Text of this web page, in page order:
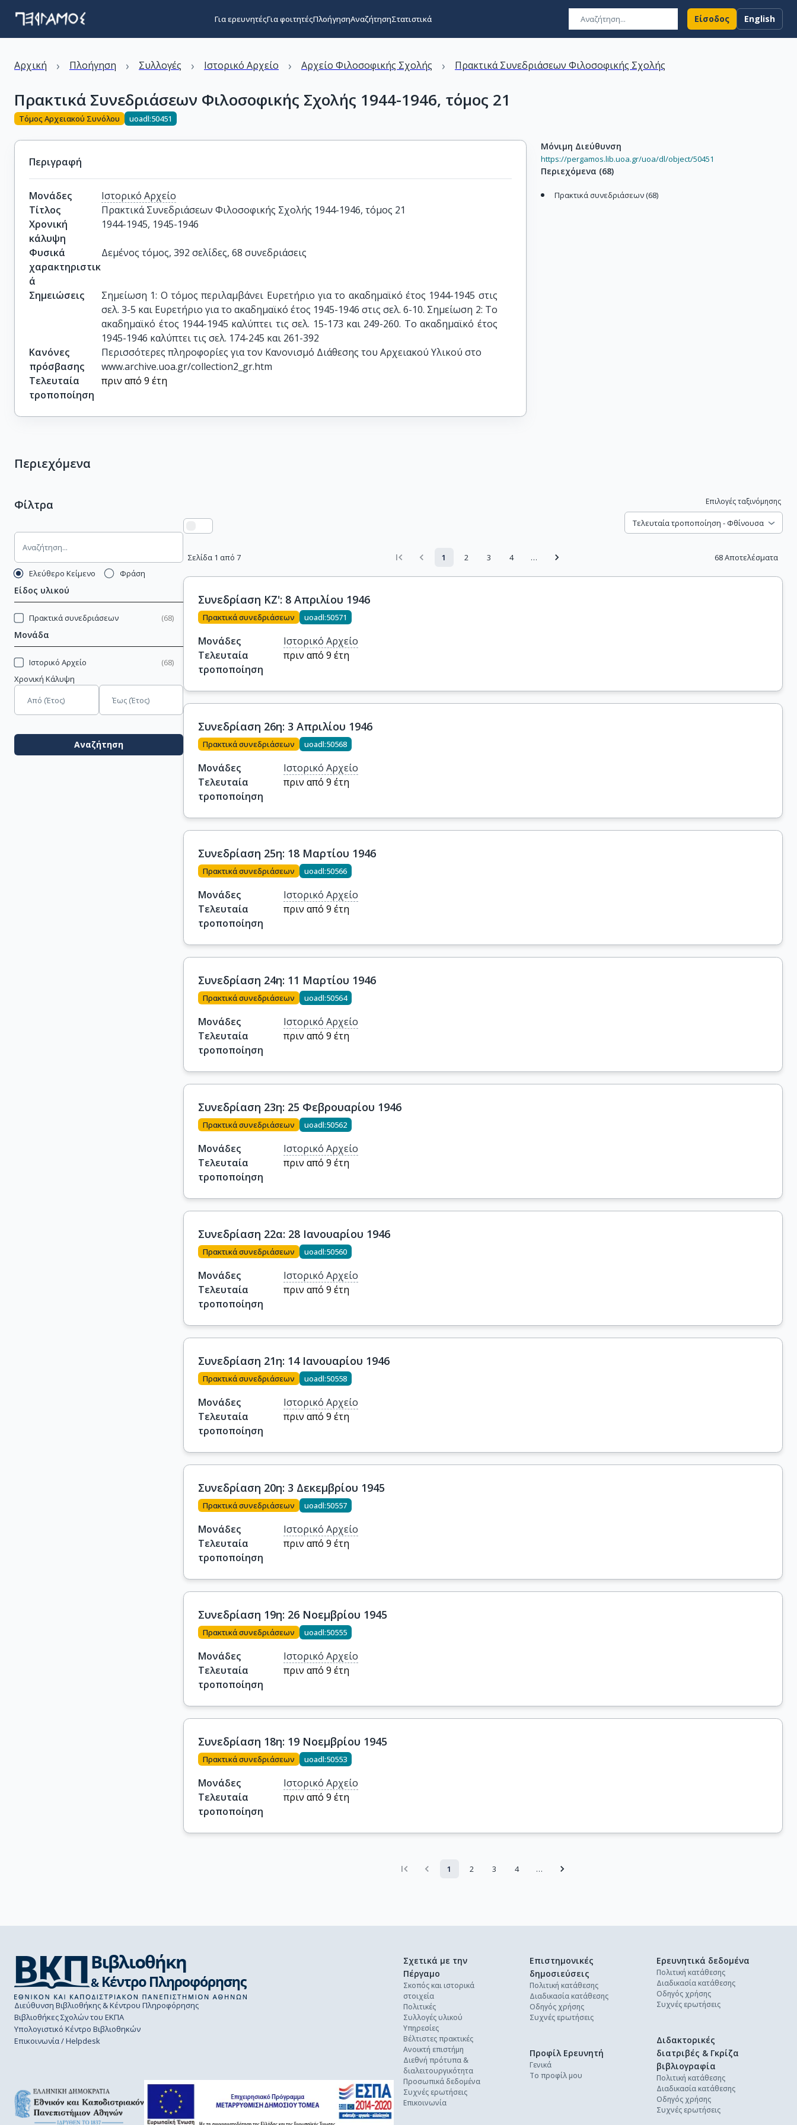
Για ερευνητέςΓια φοιτητέςΠλοήγησηΑναζήτησηΣτατιστικά Είσοδος English
Αρχική › Πλοήγηση › Συλλογές › Ιστορικό Αρχείο › Αρχείο Φιλοσοφικής Σχολής › Πρακτικά Συνεδριάσεων Φιλοσοφικής Σχολής
Πρακτικά Συνεδριάσεων Φιλοσοφικής Σχολής 1944-1946, τόμος 21
Τόμος Αρχειακού Συνόλου uoadl:50451
Περιγραφή
Μονάδες
Ιστορικό Αρχείο
Τίτλος
Πρακτικά Συνεδριάσεων Φιλοσοφικής Σχολής 1944-1946, τόμος 21
Χρονική
κάλυψη
1944-1945, 1945-1946
Φυσικά
χαρακτηριστικ
ά
Δεμένος τόμος, 392 σελίδες, 68 συνεδριάσεις
Σημειώσεις
Σημείωση 1: Ο τόμος περιλαμβάνει Ευρετήριο για το ακαδημαϊκό έτος 1944-1945 στις
σελ. 3-5 και Ευρετήριο για το ακαδημαϊκό έτος 1945-1946 στις σελ. 6-10. Σημείωση 2: Το
ακαδημαϊκό έτος 1944-1945 καλύπτει τις σελ. 15-173 και 249-260. Το ακαδημαϊκό έτος
1945-1946 καλύπτει τις σελ. 174-245 και 261-392
Κανόνες
πρόσβασης
Περισσότερες πληροφορίες για τον Κανονισμό Διάθεσης του Αρχειακού Υλικού στο
www.archive.uoa.gr/collection2_gr.htm
Τελευταία
τροποποίηση
πριν από 9 έτη
Μόνιμη Διεύθυνση
https://pergamos.lib.uoa.gr/uoa/dl/object/50451
Περιεχόμενα (68)
Πρακτικά συνεδριάσεων (68)
Περιεχόμενα
Φίλτρα
Ελεύθερο Κείμενο Φράση
Είδος υλικού
Πρακτικά συνεδριάσεων (68)
Μονάδα
Ιστορικό Αρχείο (68)
Χρονική Κάλυψη
Αναζήτηση
Επιλογές ταξινόμησης
Τελευταία τροποποίηση - Φθίνουσα
Σελίδα 1 από 7 1 2 3 4 … 68Αποτελέσματα
Συνεδρίαση ΚΖ': 8 Απριλίου 1946
Πρακτικά συνεδριάσεων uoadl:50571
Μονάδες
Ιστορικό Αρχείο
Τελευταία
τροποποίηση
πριν από 9 έτη
Συνεδρίαση 26η: 3 Απριλίου 1946
Πρακτικά συνεδριάσεων uoadl:50568
Μονάδες
Ιστορικό Αρχείο
Τελευταία
τροποποίηση
πριν από 9 έτη
Συνεδρίαση 25η: 18 Μαρτίου 1946
Πρακτικά συνεδριάσεων uoadl:50566
Μονάδες
Ιστορικό Αρχείο
Τελευταία
τροποποίηση
πριν από 9 έτη
Συνεδρίαση 24η: 11 Μαρτίου 1946
Πρακτικά συνεδριάσεων uoadl:50564
Μονάδες
Ιστορικό Αρχείο
Τελευταία
τροποποίηση
πριν από 9 έτη
Συνεδρίαση 23η: 25 Φεβρουαρίου 1946
Πρακτικά συνεδριάσεων uoadl:50562
Μονάδες
Ιστορικό Αρχείο
Τελευταία
τροποποίηση
πριν από 9 έτη
Συνεδρίαση 22α: 28 Ιανουαρίου 1946
Πρακτικά συνεδριάσεων uoadl:50560
Μονάδες
Ιστορικό Αρχείο
Τελευταία
τροποποίηση
πριν από 9 έτη
Συνεδρίαση 21η: 14 Ιανουαρίου 1946
Πρακτικά συνεδριάσεων uoadl:50558
Μονάδες
Ιστορικό Αρχείο
Τελευταία
τροποποίηση
πριν από 9 έτη
Συνεδρίαση 20η: 3 Δεκεμβρίου 1945
Πρακτικά συνεδριάσεων uoadl:50557
Μονάδες
Ιστορικό Αρχείο
Τελευταία
τροποποίηση
πριν από 9 έτη
Συνεδρίαση 19η: 26 Νοεμβρίου 1945
Πρακτικά συνεδριάσεων uoadl:50555
Μονάδες
Ιστορικό Αρχείο
Τελευταία
τροποποίηση
πριν από 9 έτη
Συνεδρίαση 18η: 19 Νοεμβρίου 1945
Πρακτικά συνεδριάσεων uoadl:50553
Μονάδες
Ιστορικό Αρχείο
Τελευταία
τροποποίηση
πριν από 9 έτη
1 2 3 4 …
Διεύθυνση Βιβλιοθήκης & Κέντρου Πληροφόρησης
Βιβλιοθήκες Σχολών του ΕΚΠΑ
Υπολογιστικό Κέντρο Βιβλιοθηκών
Επικοινωνία / Helpdesk
Σχετικά με την
Πέργαμο
Σκοπός και ιστορικά
στοιχεία
Πολιτικές
Συλλογές υλικού
Υπηρεσίες
Βέλτιστες πρακτικές
Ανοικτή επιστήμη
Διεθνή πρότυπα &
διαλειτουργικότητα
Προσωπικά δεδομένα
Συχνές ερωτήσεις
Επικοινωνία
Επιστημονικές
δημοσιεύσεις
Πολιτική κατάθεσης
Διαδικασία κατάθεσης
Οδηγός χρήσης
Συχνές ερωτήσεις
Ερευνητικά δεδομένα
Πολιτική κατάθεσης
Διαδικασία κατάθεσης
Οδηγός χρήσης
Συχνές ερωτήσεις
Διδακτορικές
διατριβές & Γκρίζα
βιβλιογραφία
Πολιτική κατάθεσης
Διαδικασία κατάθεσης
Οδηγός χρήσης
Συχνές ερωτήσεις
Προφίλ Ερευνητή
Γενικά
Το προφίλ μου